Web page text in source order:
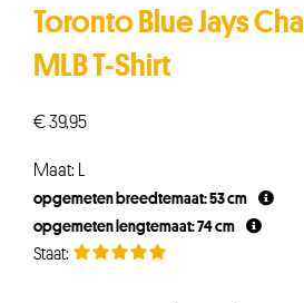
Toronto Blue Jays
MLB T-Shirt
€39,95
Maat: L
opgemeten breedtemaat: 53 cm
opgemeten lengtemaat: 74 cm